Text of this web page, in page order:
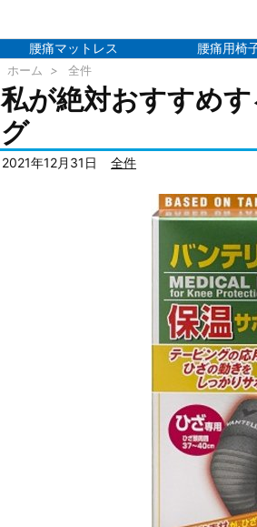
腰痛マットレス 腰痛用椅
ホーム > 全件
私が絶対おすすめ
グ
2021年12月31日 全件